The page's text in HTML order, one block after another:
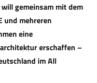
gemeinsam mit dem
und mehreren
eine
erschaffen –
im All